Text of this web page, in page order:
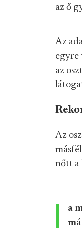
az ő
Az
egyre
az
Az
nőtt a
a